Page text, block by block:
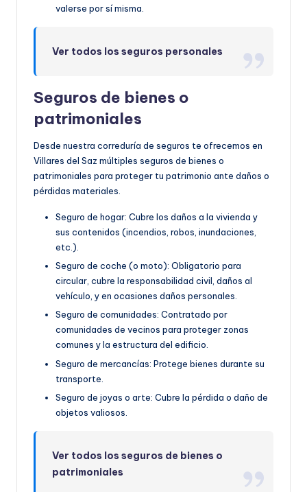
valerse por sí misma.
Ver todos los seguros personales
Seguros de bienes o
patrimoniales
Desde nuestra correduría de seguros te ofrecemos en
Villares del Saz múltiples seguros de bienes o
patrimoniales para proteger tu patrimonio ante daños o
pérdidas materiales.
Seguro de hogar: Cubre los daños a la vivienda y
sus contenidos (incendios, robos, inundaciones,
etc.).
Seguro de coche (o moto): Obligatorio para
circular, cubre la responsabilidad civil, daños al
vehículo, y en ocasiones daños personales.
Seguro de comunidades: Contratado por
comunidades de vecinos para proteger zonas
comunes y la estructura del edificio.
Seguro de mercancías: Protege bienes durante su
transporte.
Seguro de joyas o arte: Cubre la pérdida o daño de
objetos valiosos.
Ver todos los seguros de bienes o
patrimoniales